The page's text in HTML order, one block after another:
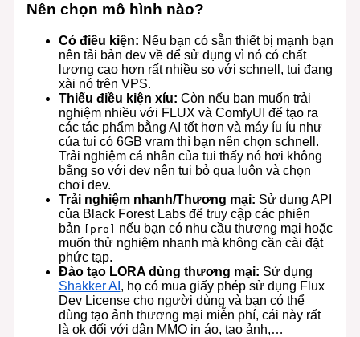
Nên chọn mô hình nào?
Có điều kiện: Nếu bạn có sẵn thiết bị mạnh bạn
nên tải bản dev về để sử dụng vì nó có chất
lượng cao hơn rất nhiều so với schnell, tui đang
xài nó trên VPS.
Thiếu điều kiện xíu: Còn nếu bạn muốn trải
nghiệm nhiều với FLUX và ComfyUI để tạo ra
các tác phẩm bằng AI tốt hơn và máy íu íu như
của tui có 6GB vram thì bạn nên chọn schnell.
Trải nghiệm cá nhân của tui thấy nó hơi không
bằng so với dev nên tui bỏ qua luôn và chọn
chơi dev.
Trải nghiệm nhanh/Thương mại: Sử dụng API
của Black Forest Labs để truy cập các phiên
bản
[pro]
nếu bạn có nhu cầu thương mại hoặc
muốn thử nghiệm nhanh mà không cần cài đặt
phức tạp.
Đào tạo LORA dùng thương mại: Sử dụng
Shakker AI , họ có mua giấy phép sử dụng Flux
Dev License​​​​‌‍​‍​‍‌‍‌​‍‌‍‍‌‌‍‌‌‍‍‌‌‍‍​‍​‍​‍‍​‍​‍‌​‌‍​‌‌‍‍‌‍‍‌‌‌​‌‍‌​‍‍‌‍‍‌‌‍​‍​‍​‍​​‍​‍‌‍‍​‌​‍‌‍‌‌‌‍‌‍​‍​‍​‍‍​‍​‍‌‍‍​‌‌​‌‌​‌​​‌​​‍‍​‍​‍‌‍​‍‌‍‌‍‌‍​​‍‍‌‍​‌‌‍‍‌​‍‌​‌‌​‌‌‌‌‍‌​‌‍‍‌‌‍​‍‌‍‍‌‌‍‍‌‌​‌‍‌‌‌‍‍‌‌​​‍‌‍‌‌‌‍‌​‌‍‍‌‌‌​​‍‌‍‌‌‍‌‍‌​‌‍‌‌​‌‌​​‌​‍‌‍‌‌‌​‌‍‌‌‌‍‍‌‌​‌‍​‌‌‌​‌‍‍‌‌‍‌‍‍​‍‌‍‍‌‌‍‌​​‌‌‍​‌‌‍‌‌​‌‌‌‍‌​‌‍‌‌‌‍‌​‌‍​‌‌‍​‍​‍‌‌‍‌​​‌‍​‌‌​​‌​‍‌​‌​​‌​​​​​‌​​‍‌‌‍​‍​‌‍​​​​​‍​‍‌‌‍‌‌‌‍​‍​​‍​‍​‌‍‌‌‌‍‌​‌‍‌‍‌‍​​​​‍‌​‍‌​‍‌​‍‌‌​‌‍‌‌​​‌‍‌‌​‌‌‍‌‍‌‍‌​‍‌‍‌​‍‌​​‌‍​‌‌‌​‌‍‍​​‌‌‍‌‍‌‍‍‌‌‍‌‌‌‍​‌‍‌​‌​​‍‌‌​‌‌‌​​‍‌‌‌‍‍‌‍‌‌‌‍‌​‍‌‌​​‌​‌​​‍‌‌​​‌​‌​​‍‌‌​​‍​​‍​​‍​​​​‌‌‌‍​‍​​‌‍‌‍​‌​​​​‍‌‍​‌​​​​​‌​‍‌‌​​‍​​‍​‍‌‌​‌‌‌​‌​​‍‍‌‍‌​​‌‌​‌‍‍‌‌‍‌‍‍‌​​‍‌‌​‌‌‌​​‍​​‌​‍‌‌​‌‌‌​‌​​‌‍​‍‌‍​‌‌​‌‍‌‌‌‌‌‌‌​‍‌‍​​‌‌‍‍​‌‌​‌‌​‌​​‌​​‍‌‌​​‌​​‌​‍‌‌​​‍‌​‌‍​‍‌‌​​‍‌​‌‍‌‍​‍‌‍‌‍‌‍​​‍‍‌‍​‌‌‍‍‌​‍‌‌​​‍‌​‌‍‌​‌‌​‌‌‌‌‍‌​‌‍‍‌‌‍​‍‌‍‌‍‍‌‌‍‌​​‌‌‍​‌‌‍‌‌​‌‌‌‍‌​‌‍‌‌‌‍‌​‌‍​‌‌‍​‍​‍‌‌‍‌​​‌‍​‌‌​​‌​‍‌​‌​​‌​​​​​‌​​‍‌‌‍​‍​‌‍​​​​​‍​‍‌‌‍‌‌‌‍​‍​​‍​‍​‌‍‌‌‌‍‌​‌‍‌‍‌‍​​​​‍‌​‍‌​‍‌​‍‌‍‌‌​‌‍‌‌​​‌‍‌‌​‌‌‍‌‍‌‍‌​‍‌‍‌​‍‌‍‌​​‌‍​‌‌‌​‌‍‍​​‌‌‍‌‍‌‍‍‌‌‍‌‌‌‍​‌‍‌​‌​​‍‌‌​‌‌‌​​‍‌‌‌‍‍‌‍‌‌‌‍‌​‍‌‌​​‌​‌​​‍‌‌​​‌​‌​​‍‌‌​​‍​​‍​​‍​​​​‌‌‌‍​‍​​‌‍‌‍​‌​​​​‍‌‍​‌​​​​​‌​‍‌‌​​‍​​‍​‍‌‌​‌‌‌​‌​​‍‍‌‍‌​​‌‌​‌‍‍‌‌‍‌‍‍‌​​‍‌‌​‌‌‌​​‍​​‌​‍‌‌​‌‌‌​‌​​‍​‍‌‌ cho người dùng và bạn có thể
dùng tạo ảnh thương mại miễn phí, cái này rất
là ok đối với dân MMO in áo, tạo ảnh,…